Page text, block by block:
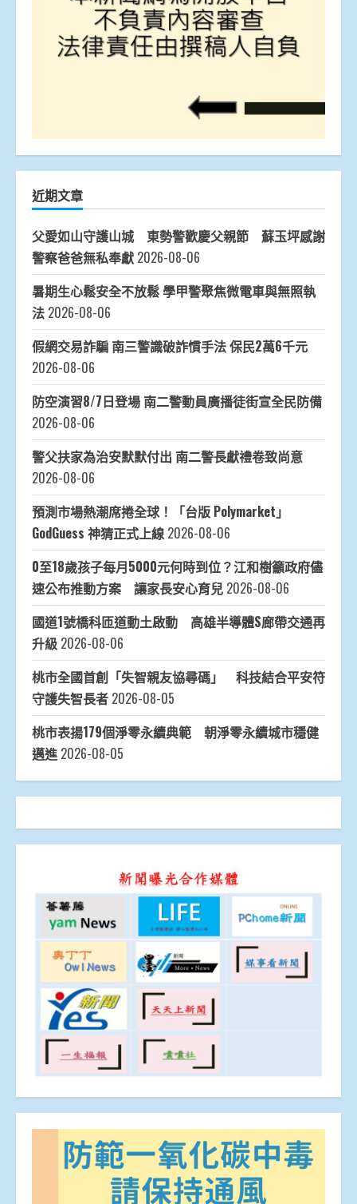
近期文章
父愛如山守護山城 東勢警歡慶父親節 蘇玉坪感謝
警察爸爸無私奉獻 2026-08-06
暑期生心鬆安全不放鬆 學甲警聚焦微電車與無照執
法 2026-08-06
假網交易詐騙 南三警識破詐慣手法 保民2萬6千元
2026-08-06
防空演習8/7日登場 南二警動員廣播徒街宣全民防備
2026-08-06
警父扶家為治安默默付出 南二警長獻禮卷致尚意
2026-08-06
預測市場熱潮席捲全球！「台版 Polymarket」
GodGuess 神猜正式上線 2026-08-06
0至18歲孩子每月5000元何時到位？江和樹籲政府儘
速公布推動方案 讓家長安心育兒 2026-08-06
國道1號橋科匝道動土啟動 高雄半導體S廊帶交通再
升級 2026-08-06
桃市全國首創「失智親友協尋碼」 科技結合平安符
守護失智長者 2026-08-05
桃市表揚179個淨零永續典範 朝淨零永續城市穩健
邁進 2026-08-05